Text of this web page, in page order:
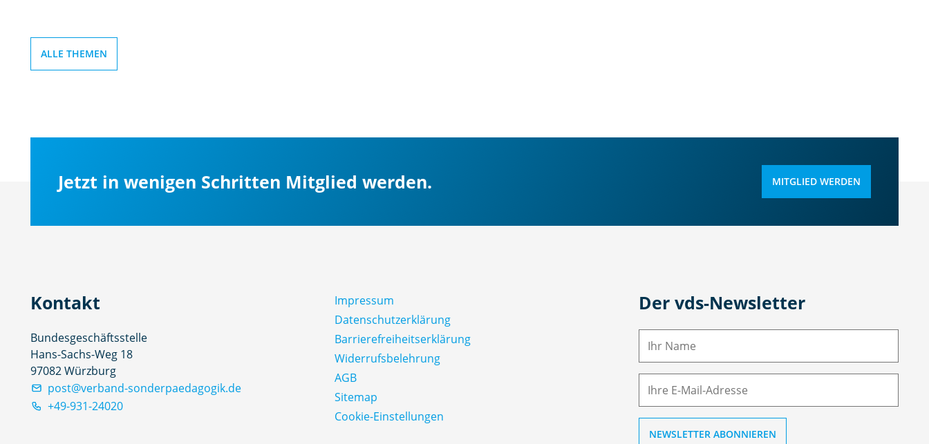
ALLE THEMEN
Jetzt in wenigen Schritten Mitglied werden. MITGLIED WERDEN
Kontakt
Bundesgeschäftsstelle
Hans-Sachs-Weg 18
97082 Würzburg
post@verband-sonderpaedagogik.de
+49-931-24020
Impressum
Datenschutz­erklärung
Barrierefreiheitserklärung
Widerrufsbelehrung
AGB
Sitemap
Cookie-Einstellungen
Der vds-Newsletter
N
M